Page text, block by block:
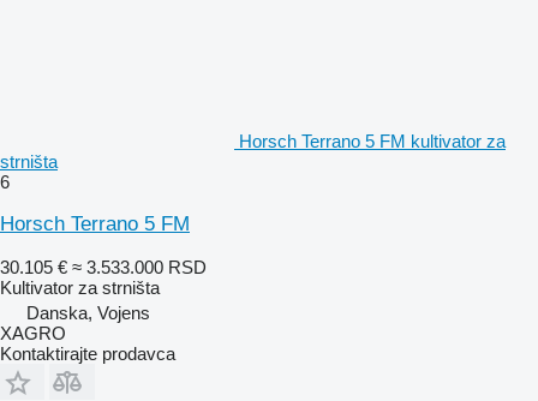
Horsch Terrano 5 FM kultivator za
strništa
6
Horsch Terrano 5 FM
30.105 € ≈ 3.533.000 RSD
Kultivator za strništa
Danska, Vojens
XAGRO
Kontaktirajte prodavca